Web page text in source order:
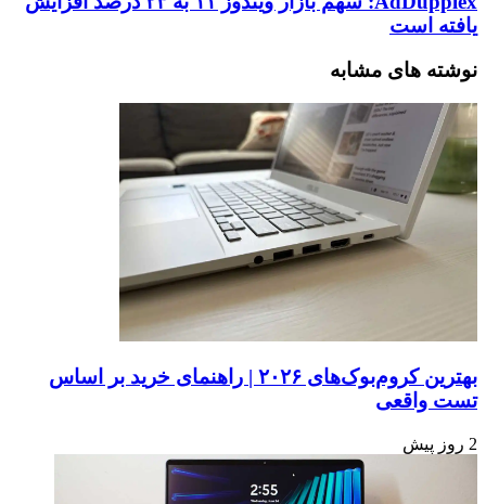
یافته است
نوشته های مشابه
بهترین کروم‌بوک‌های ۲۰۲۶ | راهنمای خرید بر اساس
تست واقعی
2 روز پیش